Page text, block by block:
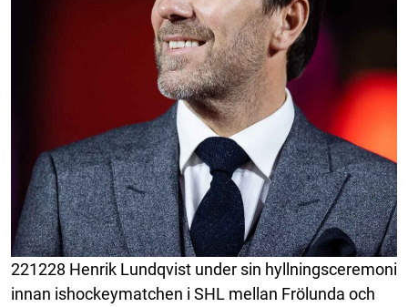
221228 Henrik Lundqvist under sin hyllningsceremoni
innan ishockeymatchen i SHL mellan Frölunda och